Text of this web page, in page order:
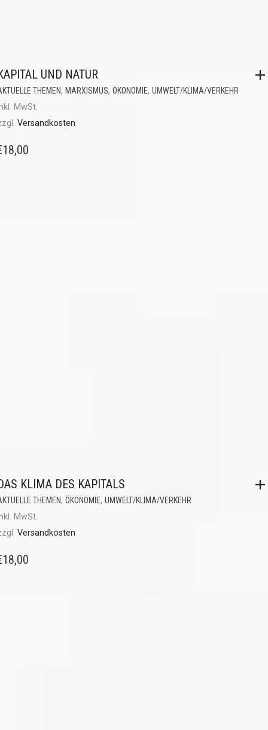
UND NATUR
THEMEN, MARXISMUS, ÖKONOMIE, UMWELT/KLIMA/VERKEHR
MwSt.
Versandkosten
18,00
KLIMA DES KAPITALS
THEMEN, ÖKONOMIE, UMWELT/KLIMA/VERKEHR
MwSt.
Versandkosten
18,00